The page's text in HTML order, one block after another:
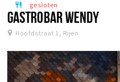
restaurant gesloten
GASTROBAR WENDY
Hoofdstraat 1, Rijen